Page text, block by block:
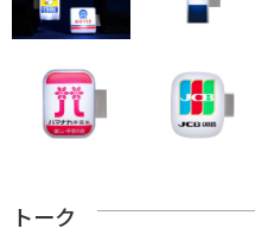
トーク